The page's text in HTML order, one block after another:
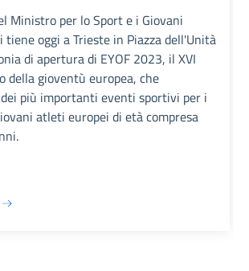
Ministro per lo Sport e i Giovani
tiene oggi a Trieste in Piazza dell'Unità
di apertura di EYOF 2023, il XVI
della gioventù europea, che
più importanti eventi sportivi per i
atleti europei di età compresa